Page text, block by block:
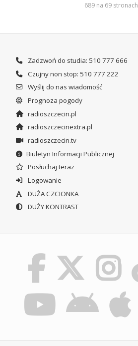
689 na 69 stronach
Zadzwoń do studia: 510 777 666
Czujny non stop: 510 777 222
Wyślij do nas wiadomość
Prognoza pogody
radioszczecin.pl
radioszczecinextra.pl
radioszczecin.tv
Biuletyn Informacji Publicznej
Posłuchaj teraz
Logowanie
DUŻA CZCIONKA
DUŻY KONTRAST